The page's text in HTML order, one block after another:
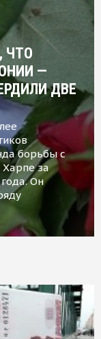
ЧТО
—
ДВЕ
борьбы с
Харпе за
Он